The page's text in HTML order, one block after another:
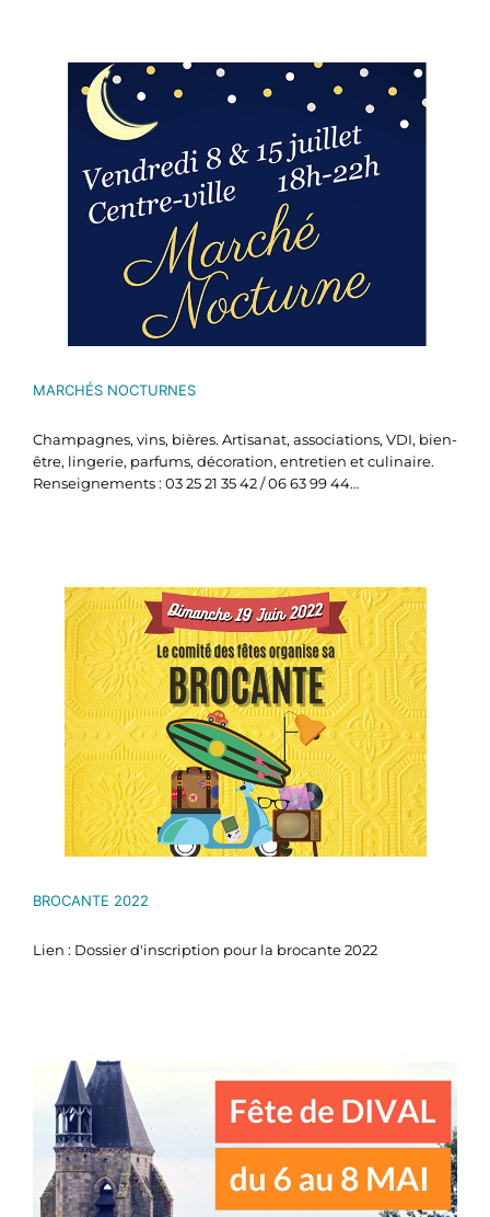
MARCHÉS NOCTURNES
Champagnes, vins, bières. Artisanat, associations, VDI, bien-
être, lingerie, parfums, décoration, entretien et culinaire.
Renseignements : 03 25 21 35 42 / 06 63 99 44…
BROCANTE 2022
Lien : Dossier d'inscription pour la brocante 2022